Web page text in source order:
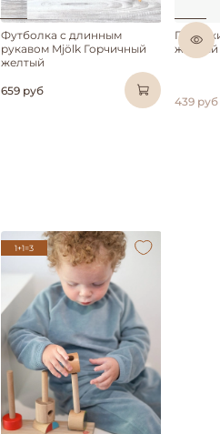
Футболка с длинным
рукавом Mjölk Горчичный
желтый
659 руб
желтый
439 руб
1+1=3